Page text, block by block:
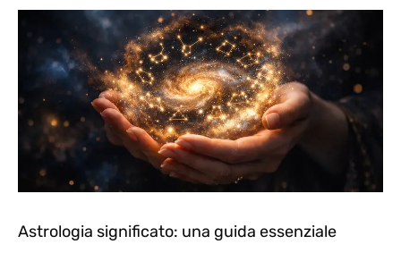
Astrologia significato: una guida essenziale